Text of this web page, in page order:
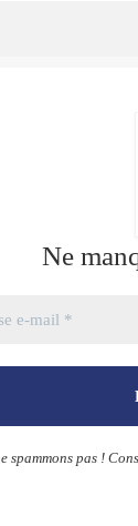
Ne
spammons pas !